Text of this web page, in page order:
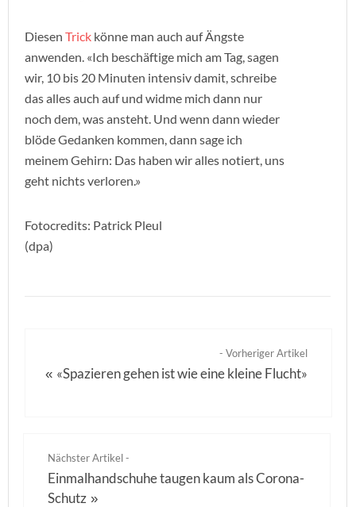
Diesen Trick könne man auch auf Ängste
anwenden. «Ich beschäftige mich am Tag, sagen
wir, 10 bis 20 Minuten intensiv damit, schreibe
das alles auch auf und widme mich dann nur
noch dem, was ansteht. Und wenn dann wieder
blöde Gedanken kommen, dann sage ich
meinem Gehirn: Das haben wir alles notiert, uns
geht nichts verloren.»
Fotocredits: Patrick Pleul
(dpa)
- Vorheriger Artikel
« «Spazieren gehen ist wie eine kleine Flucht»
Nächster Artikel -
Einmalhandschuhe taugen kaum als Corona-
Schutz »